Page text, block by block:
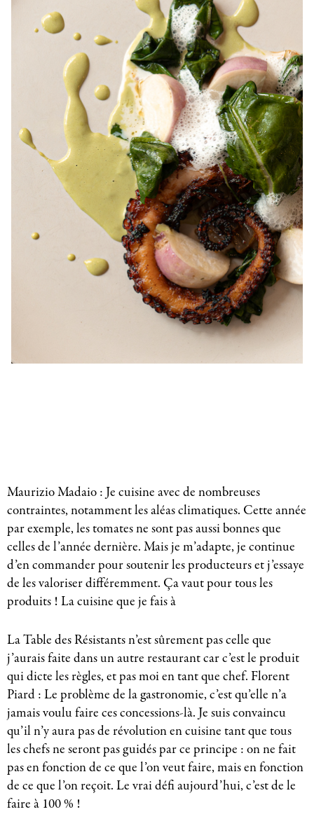
Maurizio Madaio : Je cuisine avec de nombreuses
contraintes, notamment les aléas climatiques. Cette année
par exemple, les tomates ne sont pas aussi bonnes que
celles de l’année dernière. Mais je m’adapte, je continue
d’en commander pour soutenir les producteurs et j’essaye
de les valoriser différemment. Ça vaut pour tous les
produits ! La cuisine que je fais à
La Table des Résistants n’est sûrement pas celle que
j’aurais faite dans un autre restaurant car c’est le produit
qui dicte les règles, et pas moi en tant que chef. Florent
Piard : Le problème de la gastronomie, c’est qu’elle n’a
jamais voulu faire ces concessions-là. Je suis convaincu
qu’il n’y aura pas de révolution en cuisine tant que tous
les chefs ne seront pas guidés par ce principe : on ne fait
pas en fonction de ce que l’on veut faire, mais en fonction
de ce que l’on reçoit. Le vrai défi aujourd’hui, c’est de le
faire à 100 % !